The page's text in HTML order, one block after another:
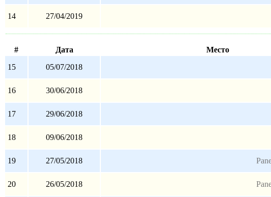
14 27/04/2019
#
Дата Место
15
05/07/2018
16 30/06/2018
17 29/06/2018
18 09/06/2018
19 27/05/2018
20 26/05/2018